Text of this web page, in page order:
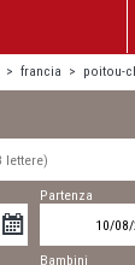
> francia > poitou-
Partenza
Bambini